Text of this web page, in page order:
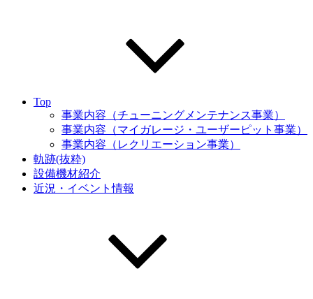
Top
事業内容（チューニングメンテナンス事業）
事業内容（マイガレージ・ユーザーピット事業）
事業内容（レクリエーション事業）
軌跡(抜粋)
設備機材紹介
近況・イベント情報